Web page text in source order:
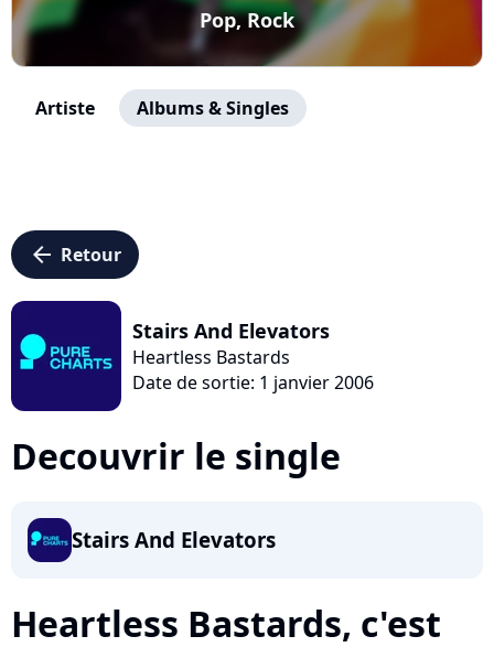
Pop, Rock
Artiste Albums & Singles
arrow_left Retour
Stairs And Elevators
Heartless Bastards
Date de sortie: 1 janvier 2006
Decouvrir le single
Stairs And Elevators
Heartless Bastards, c'est